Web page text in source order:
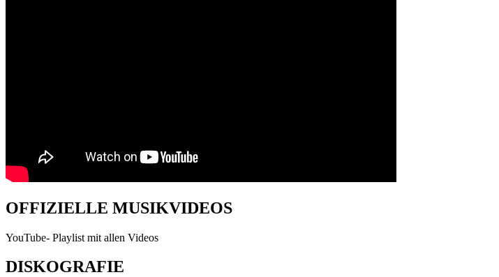
OFFIZIELLE MUSIKVIDEOS
YouTube- Playlist mit allen Videos
DISKOGRAFIE